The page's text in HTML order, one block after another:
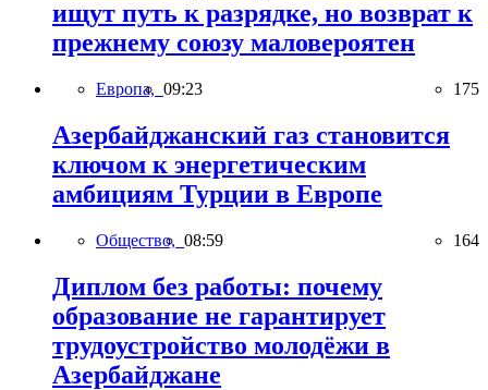
ищут путь к разрядке, но возврат к
прежнему союзу маловероятен
Европа, 09:23 175
Азербайджанский газ становится
ключом к энергетическим
амбициям Турции в Европе
Общество, 08:59 164
Диплом без работы: почему
образование не гарантирует
трудоустройство молодёжи в
Азербайджане